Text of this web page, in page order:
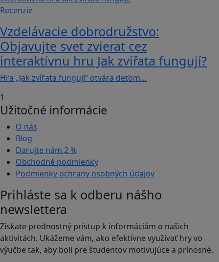
Recenzie
Vzdelávacie dobrodružstvo:
Objavujte svet zvierat cez
interaktívnu hru Jak zvířata fungují?
Hra „Jak zvířata fungují“ otvára deťom…
1
Užitočné informácie
O nás
Blog
Darujte nám 2 %
Obchodné podmienky
Podmienky ochrany osobných údajov
Prihláste sa k odberu nášho
newslettera
Získate prednostný prístup k informáciám o našich
aktivitách. Ukážeme vám, ako efektívne využívať hry vo
výučbe tak, aby boli pre študentov motivujúce a prínosné.